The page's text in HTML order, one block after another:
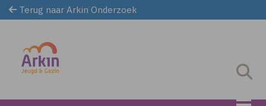
Terug naar Arkin Onderzoek